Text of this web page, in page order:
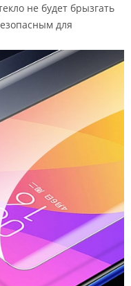
не будет брызгать
для